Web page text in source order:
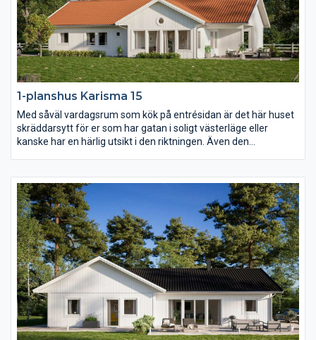
1-planshus Karisma 15
Med såväl vardagsrum som kök på entrésidan är det här huset
skräddarsytt för er som har gatan i soligt västerläge eller
kanske har en härlig utsikt i den riktningen. Även den
hållet. I övrigt har Karisma 15 en härlig öppen och ljusberikande
planlösning.